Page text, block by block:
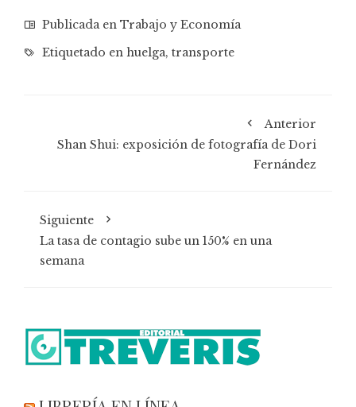
Publicada en Trabajo y Economía
Etiquetado en huelga, transporte
Anterior
Shan Shui: exposición de fotografía de Dori
Fernández
Siguiente
La tasa de contagio sube un 150% en una
semana